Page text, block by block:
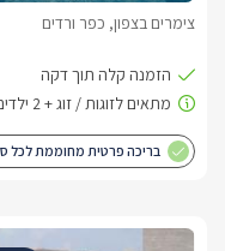
צימרים בצפון, כפר ורדים
בריכה פרטית מחוממת לכל